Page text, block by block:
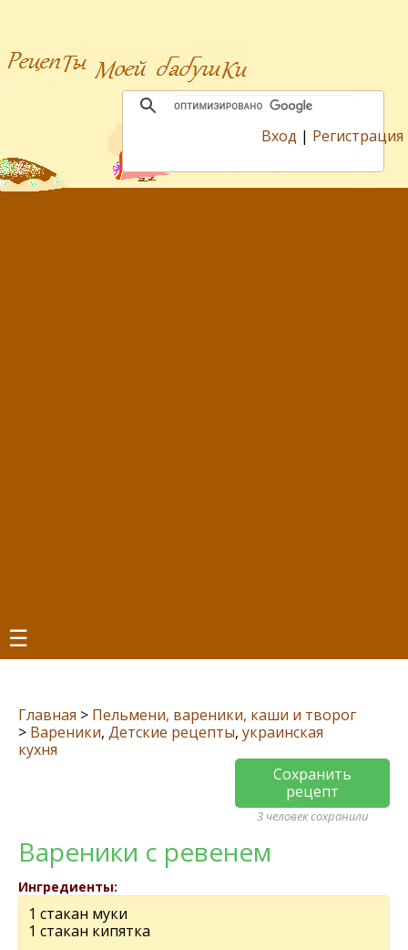
Вход | Регистрация
☰
Главная > Пельмени, вареники, каши и творог
> Вареники, Детские рецепты, украинская
кухня
Сохранить
рецепт
3 человек сохранили
Вареники с ревенем
Ингредиенты:
1 стакан муки
1 стакан кипятка